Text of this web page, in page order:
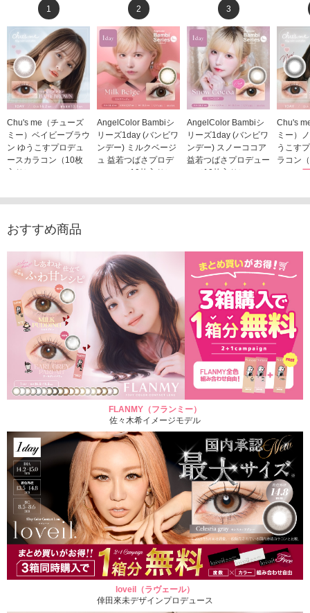
1
Chu's me（チューズ
ミー）ベイビーブラウ
ン ゆうこすプロデュ
ースカラコン（10枚
入り）
2
AngelColor Bambiシ
リーズ1day (バンビワ
ンデー) ミルクベージ
ュ 益若つばさプロデ
ュース（10枚入り）
3
AngelColor Bambiシ
リーズ1day (バンビワ
ンデー) スノーココア
益若つばさプロデュー
ス（10枚入り）
Chu's
ミー）
うこす
ラコン
1,705
おすすめ商品
FLANMY（フランミー）
佐々木希イメージモデル
loveil（ラヴェール）
倖田來未デザインプロデュース